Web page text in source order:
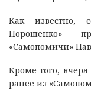
Как известно,
Порошенко»
«Самопомичи»
Кроме того,
ранее из